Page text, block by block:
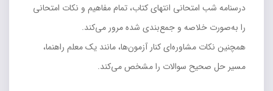
درسنامه شب امتحانی انتهای کتاب، تمام مفاهیم و نکات امتحانی
را به‌صورت خلاصه و جمع‌بندی شده مرور می‌کند.
همچنین نکات مشاوره‌ای کنار آزمون‌ها، مانند یک معلم راهنما،
مسیر حل صحیح سوالات را مشخص می‌کند.